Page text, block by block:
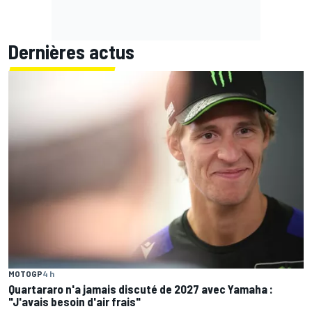
Dernières actus
MOTOGP4 h
Quartararo n'a jamais discuté de 2027 avec Yamaha :
"J'avais besoin d'air frais"